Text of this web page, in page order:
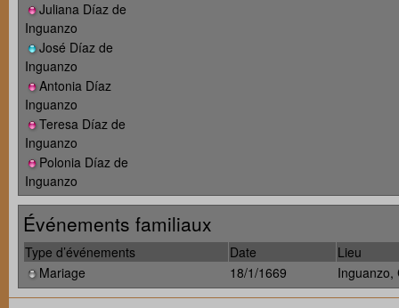
Juliana Díaz de
Inguanzo
José Díaz de
Inguanzo
Antonia Díaz
Inguanzo
Teresa Díaz de
Inguanzo
Polonia Díaz de
Inguanzo
Événements familiaux
Type d’événements Date
Lieu
Mariage
18/1/1669 Inguanzo,